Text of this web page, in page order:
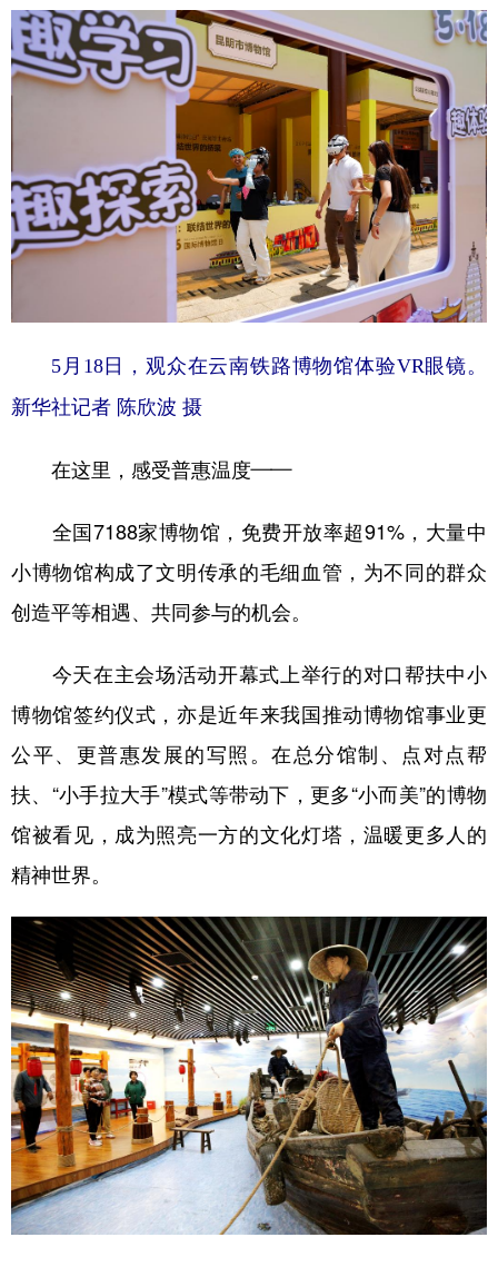
5月18日，观众在云南铁路博物馆体验VR眼镜。
新华社记者 陈欣波 摄
在这里，感受普惠温度——
全国7188家博物馆，免费开放率超91%，大量中
小博物馆构成了文明传承的毛细血管，为不同的群众
创造平等相遇、共同参与的机会。
今天在主会场活动开幕式上举行的对口帮扶中小
博物馆签约仪式，亦是近年来我国推动博物馆事业更
公平、更普惠发展的写照。在总分馆制、点对点帮
扶、“小手拉大手”模式等带动下，更多“小而美”的博物
馆被看见，成为照亮一方的文化灯塔，温暖更多人的
精神世界。